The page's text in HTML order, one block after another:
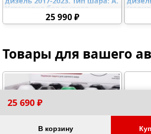
25 690 ₽
В корзину
Установка без выреза
бампера. Нагрузки: 3500/140
кг, масса фаркопа 22,02 кг
25 990 ₽
Товары для вашего